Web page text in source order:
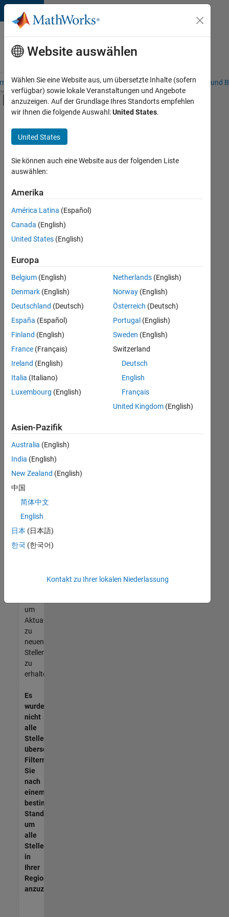
Weiter zum Inhalt
Karriere
bei
MathWorks
– Übersicht Stellensuche Niederlassungen Studierende und
Umschaltung für Off-Canvas-
Hauptinhalt
Commercial Sales
Customer Support
Inside Sales
Sales Operations
Business Model Team
+5
Derzeit
es
keine
offenen
Stellen,
Ihren
Suchkriterien
entsprechen.
können
die
Suchkriterien
weiter
fassen
oder
alle
Stellenangebote
anzeigen .
noch
keine
offenen
Stellen
können,
die
Ihren
entsprechen,
werden
unseres
um
Aktualisierungen
zu
neuen
Stellenangeboten
zu
erhalten.
Es
wurden
nicht
alle
Stellen
übersetzt.
Filtern
Sie
nach
einem
bestimmten
Standort,
um
alle
Stellenangebote
in
Ihrer
Region
anzuzeigen.
Website auswählen
Wählen Sie eine Website aus, um übersetzte Inhalte (sofern
verfügbar) sowie lokale Veranstaltungen und Angebote
anzuzeigen. Auf der Grundlage Ihres Standorts empfehlen
wir Ihnen die folgende Auswahl:United States.
United States
Sie können auch eine Website aus der folgenden Liste
auswählen:
Amerika
América Latina (Español)
Canada (English)
United States (English)
Europa
Belgium (English)
Denmark (English)
Deutschland (Deutsch)
España (Español)
Finland (English)
France (Français)
Ireland (English)
Italia (Italiano)
Luxembourg (English)
Netherlands(English)
Norway(English)
Österreich (Deutsch)
Portugal (English)
Sweden (English)
Switzerland
Deutsch
English
Français
United Kingdom(English)
Asien-Pazifik
Australia (English)
India (English)
New Zealand (English)
中国
简体中文
English
日本 (日本語)
한국 (한국어)
Kontakt zu Ihrer lokalen Niederlassung